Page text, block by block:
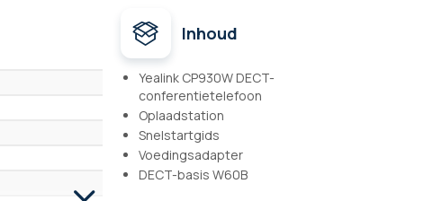
Inhoud
Yealink CP930W DECT-
conferentietelefoon
Oplaadstation
Snelstartgids
Voedingsadapter
DECT-basis W60B